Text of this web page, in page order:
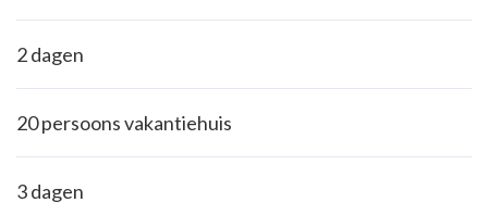
2 dagen
20 persoons vakantiehuis
3 dagen